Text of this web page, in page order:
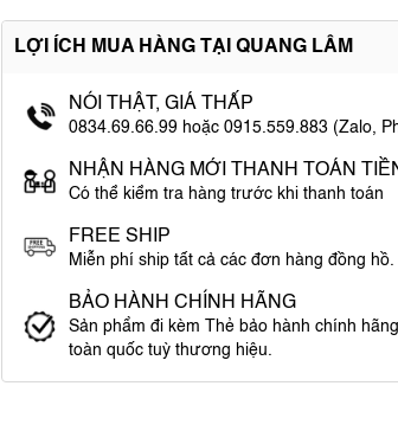
LỢI ÍCH MUA HÀNG TẠI QUANG LÂM
NÓI THẬT, GIÁ THẤP
0834.69.66.99 hoặc 0915.559.883 (Zalo,
NHẬN HÀNG MỚI THANH TOÁN
Có thể kiểm tra hàng trước khi thanh toán
FREE SHIP
Miễn phí ship tất cả các đơn hàng đồng hồ.
BẢO HÀNH CHÍNH HÃNG
Sản phẩm đi kèm Thẻ bảo hành chính
toàn quốc tuỳ thương hiệu.